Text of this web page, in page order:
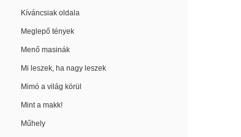
Kíváncsiak oldala
Meglepő tények
Menő masinák
Mi leszek, ha nagy leszek
Mimó a világ körül
Mint a makk!
Műhely